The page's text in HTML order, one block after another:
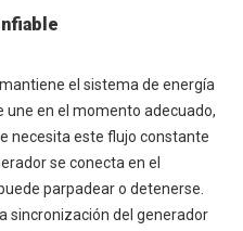
el sistema de energía
une en el momento adecuado,
necesita este flujo constante
se conecta en el
parpadear o detenerse.
sincronización del generador